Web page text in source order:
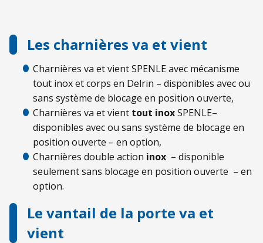
Les charnières va et vient
Charnières va et vient SPENLE avec mécanisme
tout inox et corps en Delrin – disponibles avec ou
sans système de blocage en position ouverte,
Charnières va et vient tout inoxSPENLE–
disponibles avec ou sans système de blocage en
position ouverte – en option,
Charnières double action inox – disponible
seulement sans blocage en position ouverte – en
option.
Le vantail de la porte va et
vient